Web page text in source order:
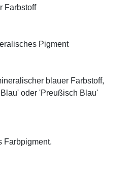
Farbstoff
Pigment
blauer Farbstoff,
oder 'Preußisch Blau'
Farbpigment.